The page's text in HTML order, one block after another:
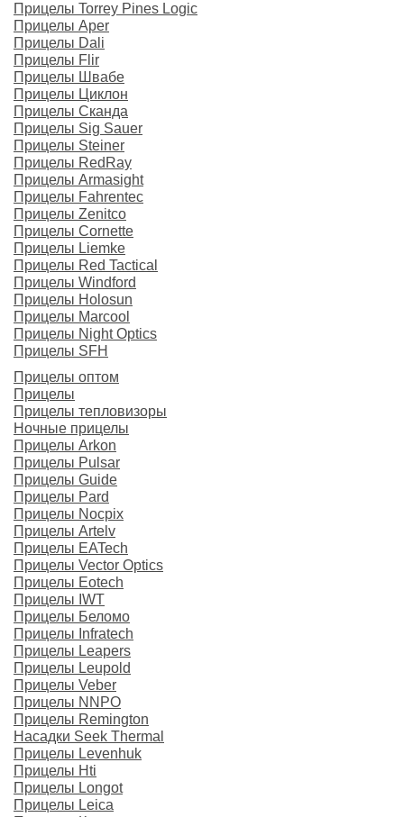
Прицелы Torrey Pines Logic
Прицелы Aper
Прицелы Dali
Прицелы Flir
Прицелы Швабе
Прицелы Циклон
Прицелы Сканда
Прицелы Sig Sauer
Прицелы Steiner
Прицелы RedRay
Прицелы Armasight
Прицелы Fahrentec
Прицелы Zenitco
Прицелы Cornette
Прицелы Liemke
Прицелы Red Tactical
Прицелы Windford
Прицелы Holosun
Прицелы Marcool
Прицелы Night Optics
Прицелы SFH
Прицелы оптом
Прицелы
Прицелы тепловизоры
Ночные прицелы
Прицелы Arkon
Прицелы Pulsar
Прицелы Guide
Прицелы Pard
Прицелы Nocpix
Прицелы Artelv
Прицелы EATech
Прицелы Vector Optics
Прицелы Eotech
Прицелы IWT
Прицелы Беломо
Прицелы Infratech
Прицелы Leapers
Прицелы Leupold
Прицелы Veber
Прицелы NNPO
Прицелы Remington
Насадки Seek Thermal
Прицелы Levenhuk
Прицелы Hti
Прицелы Longot
Прицелы Leica